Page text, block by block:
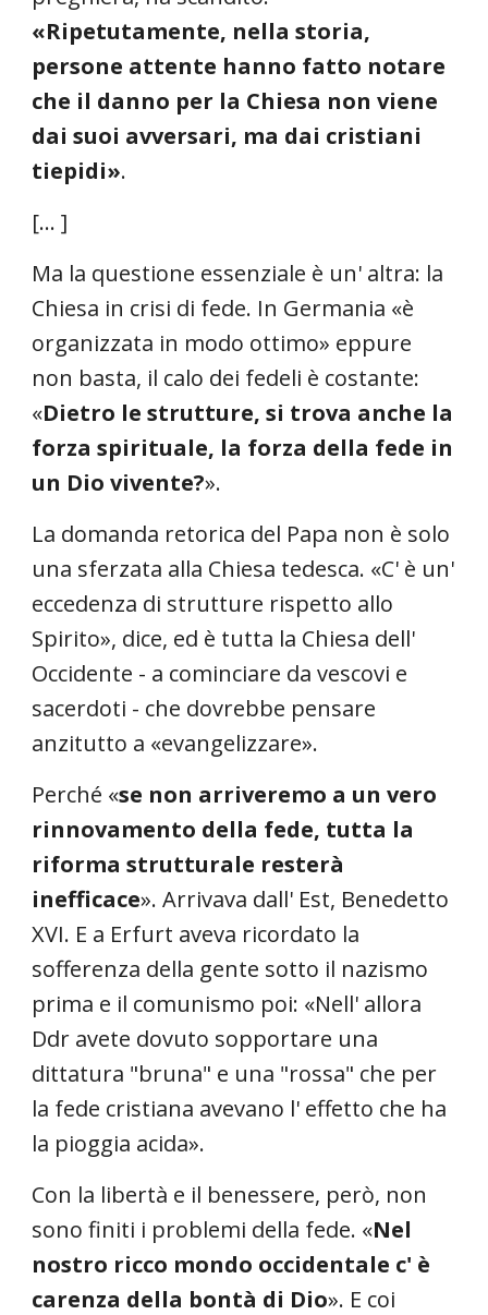
«Ripetutamente, nella storia,
persone attente hanno fatto notare
che il danno per la Chiesa non viene
dai suoi avversari, ma dai cristiani
tiepidi».
[... ]
Ma la questione essenziale è un' altra: la
Chiesa in crisi di fede. In Germania «è
organizzata in modo ottimo» eppure
non basta, il calo dei fedeli è costante:
«Dietro le strutture, si trova anche la
forza spirituale, la forza della fede in
un Dio vivente?».
La domanda retorica del Papa non è solo
una sferzata alla Chiesa tedesca. «C' è un'
eccedenza di strutture rispetto allo
Spirito», dice, ed è tutta la Chiesa dell'
Occidente - a cominciare da vescovi e
sacerdoti - che dovrebbe pensare
anzitutto a «evangelizzare».
Perché «se non arriveremo a un vero
rinnovamento della fede, tutta la
riforma strutturale resterà
inefficace». Arrivava dall' Est, Benedetto
XVI. E a Erfurt aveva ricordato la
sofferenza della gente sotto il nazismo
prima e il comunismo poi: «Nell' allora
Ddr avete dovuto sopportare una
dittatura "bruna" e una "rossa" che per
la fede cristiana avevano l' effetto che ha
la pioggia acida».
Con la libertà e il benessere, però, non
sono finiti i problemi della fede. «Nel
nostro ricco mondo occidentale c' è
carenza della bontà di Dio». E coi